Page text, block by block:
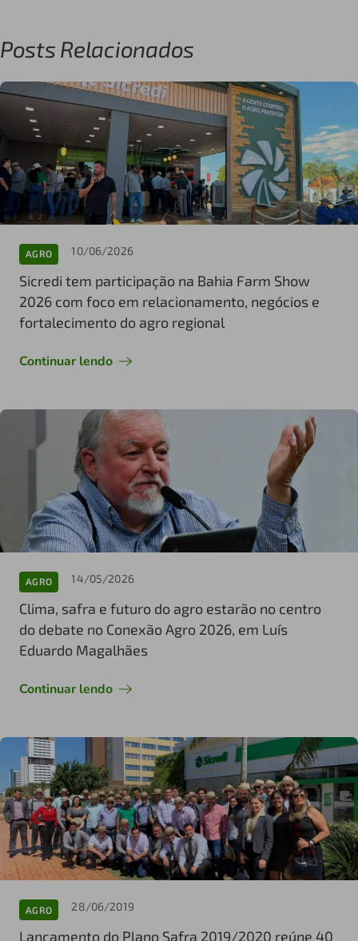
Posts Relacionados
AGRO 10/06/2026
Sicredi tem participação na Bahia Farm Show
2026 com foco em relacionamento, negócios e
fortalecimento do agro regional
Continuar lendo
AGRO 14/05/2026
Clima, safra e futuro do agro estarão no centro
do debate no Conexão Agro 2026, em Luís
Eduardo Magalhães
Continuar lendo
AGRO 28/06/2019
Lançamento do Plano Safra 2019/2020 reúne 40